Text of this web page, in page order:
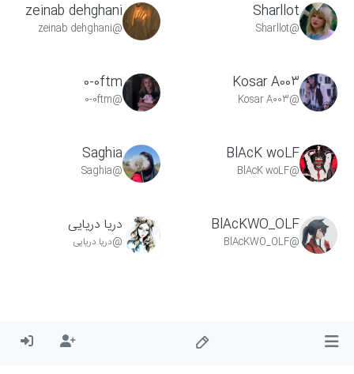
Sharllot
@Sharllot
zeinab dehghani
@zeinab dehghani
Kosar A003
@Kosar A003
0-0ftm
@0-0ftm
BlAcK woLF
@BlAcK woLF
Saghia
@Saghia
BlAcKWO_OLF
@BlAcKWO_OLF
دریا دریایی
@دریا دریایی